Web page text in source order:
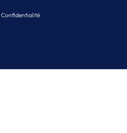
Confidentialité